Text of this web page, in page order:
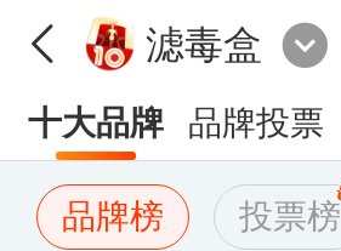
滤毒盒
十大品牌 品牌投票
品牌榜 投票榜